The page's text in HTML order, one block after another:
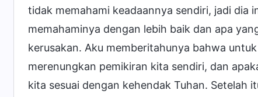
tidak memahami keadaannya sendiri, jadi dia
memahaminya dengan lebih baik dan apa
kerusakan. Aku memberitahunya bahwa
merenungkan pemikiran kita sendiri, dan
kita sesuai dengan kehendak Tuhan. Setelah